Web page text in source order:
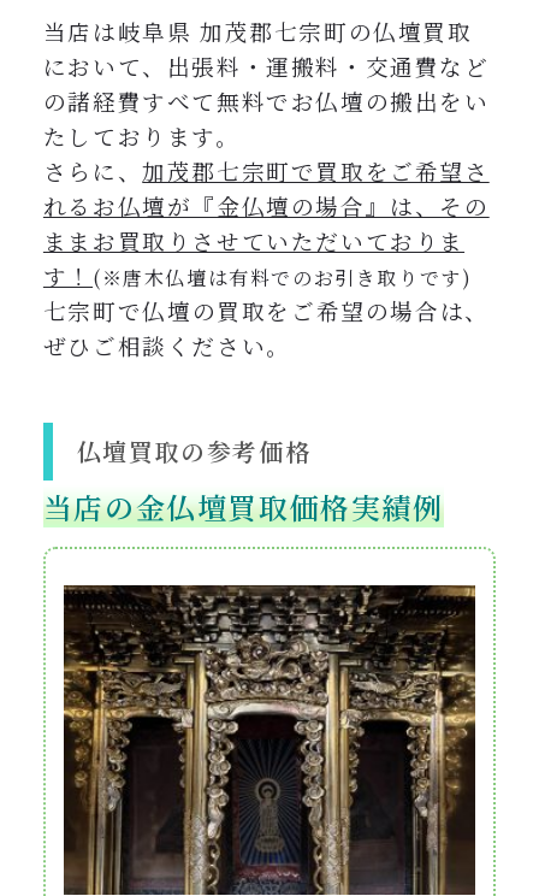
当店は岐阜県 加茂郡七宗町の仏壇買取
において、出張料・運搬料・交通費など
の諸経費すべて無料でお仏壇の搬出をい
たしております。
さらに、加茂郡七宗町で買取をご希望さ
れるお仏壇が『金仏壇の場合』は、その
ままお買取りさせていただいておりま
す！ (※唐木仏壇は有料でのお引き取りです)
七宗町で仏壇の買取をご希望の場合は、
ぜひご相談ください。
仏壇買取の参考価格
当店の金仏壇買取価格実績例